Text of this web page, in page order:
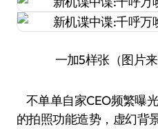
一加5样张（图片
不单单自家CEO频繁曝
的拍照功能造势，虚幻背